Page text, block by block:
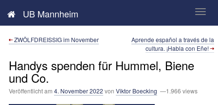
UB Mannheim
Neues aus der UB Mannheim
ZWÖLFDREISSIG im November
Aprende español a través de la
cultura. ¡Habla con Eñe!
Handys spenden für Hummel, Biene
und Co.
Veröffentlicht am 4. November 2022 von Viktor Boecking —1.966 views